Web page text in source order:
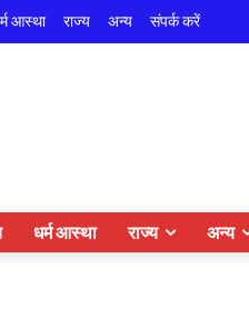
आस्था राज्य अन्य संपर्क करें
धर्म आस्था राज्य अन्य